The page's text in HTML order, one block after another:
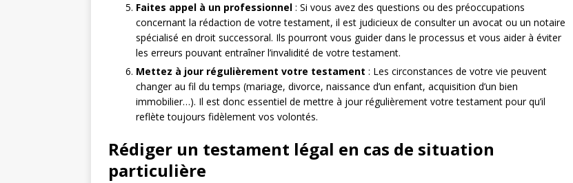
Faites appel à un professionnel : Si vous avez des questions ou des préoccupations
concernant la rédaction de votre testament, il est judicieux de consulter un avocat ou un notaire
spécialisé en droit successoral. Ils pourront vous guider dans le processus et vous aider à éviter
les erreurs pouvant entraîner l’invalidité de votre testament.
Mettez à jour régulièrement votre testament : Les circonstances de votre vie peuvent
changer au fil du temps (mariage, divorce, naissance d’un enfant, acquisition d’un bien
immobilier…). Il est donc essentiel de mettre à jour régulièrement votre testament pour qu’il
reflète toujours fidèlement vos volontés.
Rédiger un testament légal en cas de situation
particulière